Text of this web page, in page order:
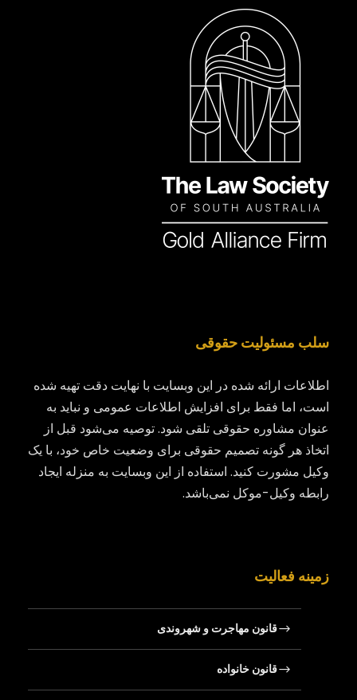
سلب مسئولیت حقوقی
اطلاعات ارائه شده در این وبسایت با نهایت دقت تهیه شده
است، اما فقط برای افزایش اطلاعات عمومی و نباید به
عنوان مشاوره حقوقی تلقی شود. توصیه می‌شود قبل از
اتخاذ هر گونه تصمیم حقوقی برای وضعیت خاص خود، با یک
وکیل مشورت کنید. استفاده از این وبسایت به منزله ایجاد
رابطه وکیل-موکل نمی‌باشد.
زمینه فعالیت
قانون مهاجرت و شهروندی
قانون خانواده